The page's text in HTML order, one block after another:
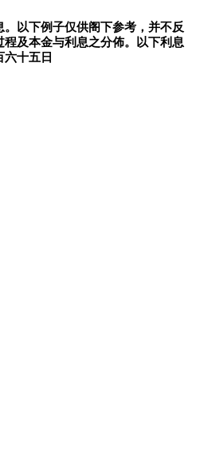
以下例子仅供阁下参考，并不反
及本金与利息之分佈。以下利息
六十五日